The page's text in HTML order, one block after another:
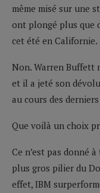
même misé sur une
ont plongé plus que
cet été en Californie.
Non. Warren Buffett
et il a jeté son
au cours des
Que voilà un choix
Ce n’est pas donné
plus gros pilier du
effet, IBM